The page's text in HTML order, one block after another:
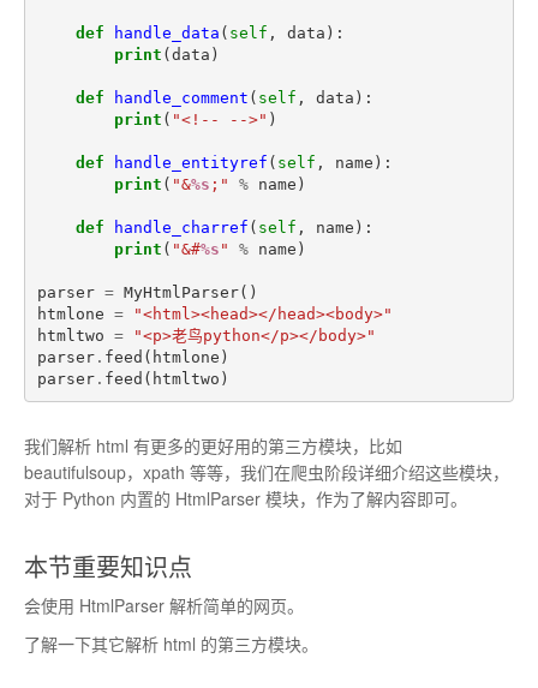
def handle_data ( self , data ):
print (data )
def handle_comment ( self , data ):
print ( "<!-- -->" )
def handle_entityref ( self , name ):
print ( "&%s ;" % name )
def handle_charref ( self , name ):
print ( "&#%s " % name )
parser = MyHtmlParser()
htmlone =
"<html><head></head><body>"
htmltwo =
"<p>老鸟python</p></body>"
parser. feed ( htmlone )
parser. feed ( htmltwo )
我们解析 html 有更多的更好用的第三方模块，比如
beautifulsoup，xpath 等等，我们在爬虫阶段详细介绍这些模块，
对于 Python 内置的 HtmlParser 模块，作为了解内容即可。
本节重要知识点
会使用 HtmlParser 解析简单的网页。
了解一下其它解析 html 的第三方模块。